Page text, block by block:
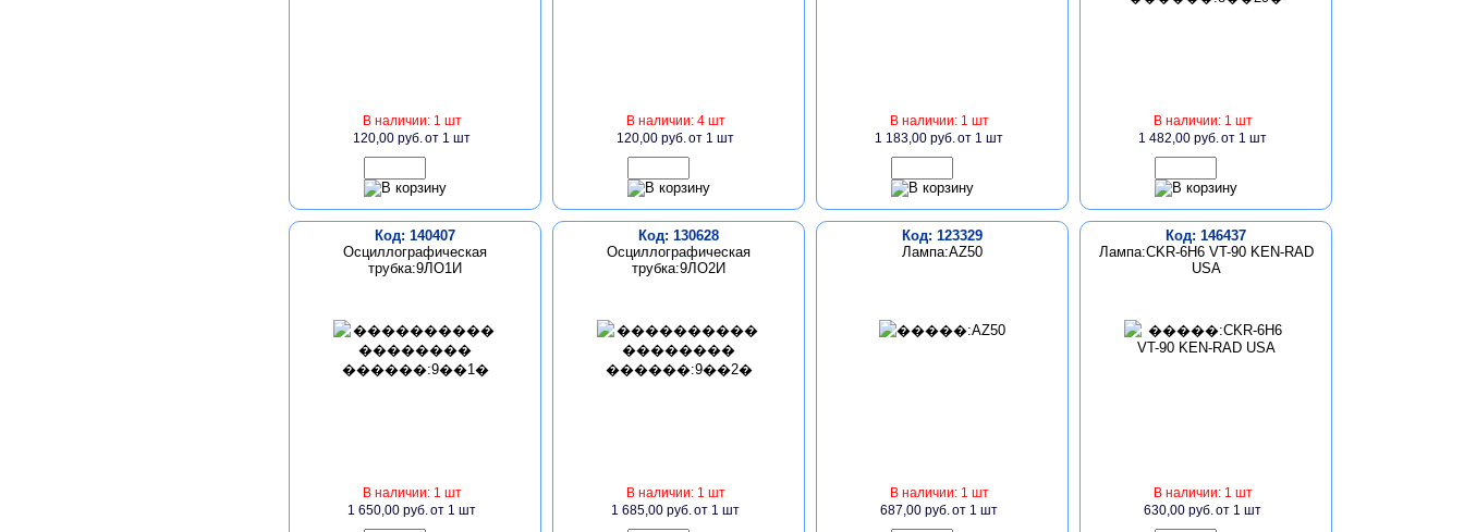
В наличии: 1 шт
120,00 руб.от 1 шт
В наличии: 4 шт
120,00 руб.от 1 шт
В наличии: 1 шт
1 183,00 руб.от 1 шт
В наличии: 1 шт
1 482,00 руб.от 1 шт
Код: 140407
Осциллографическая
трубка:9ЛО1И
В наличии: 1 шт
1 650,00 руб.от 1 шт
Код: 130628
Осциллографическая
трубка:9ЛО2И
В наличии: 1 шт
1 685,00 руб.от 1 шт
Код: 123329
Лампа:AZ50
В наличии: 1 шт
687,00 руб.от 1 шт
Код: 146437
Лампа:CKR-6H6 VT-90 KEN-RAD
USA
В наличии: 1 шт
630,00 руб.от 1 шт